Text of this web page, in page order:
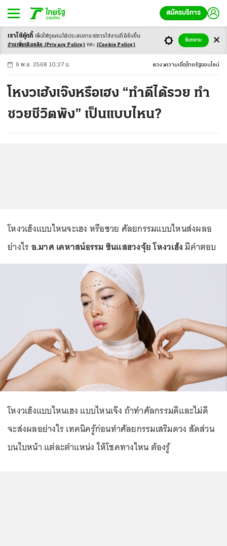
สมัครบริการ
-ก ก ก+
9 พ.ย. 2568 10:27 น. ดวง ความเชื่อ ไทยรัฐออนไลน์
โหงวเฮ้งเจ๊งหรือเฮง “ทำดีได้รวย ทำ
ซวยชีวิตพัง” เป็นแบบไหน?
โหงวเฮ้งแบบไหนจะเฮง หรือซวย ศัลยกรรมแบบไหนส่งผลอ
ย่างไรอ.มาศ เคหาสน์ธรรม ซินแสฮวงจุ้ย โหงวเฮ้งมีคำตอบ
โหงวเฮ้งแบบไหนเฮง แบบไหนเจ๊ง ถ้าทำศัลกรรมดีและไม่ดี
จะส่งผลอย่างไร เทคนิครู้ก่อนทำศัลยกรรมเสริมดวง สัดส่วน
บนใบหน้า แต่ละตำแหน่ง ให้โชคทางไหน ต้องรู้
เราใช้คุ้กกี้ เพื่อให้ทุกคนได้ประสบการณ์การใช้งานที่ดียิ่งขึ้น
อ่านเพิ่มเติมคลิก (Privacy Policy) และ (Cookie Policy)
รับทราบ